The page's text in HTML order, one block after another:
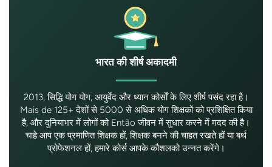
भारत की शीर्ष अकादमी
2013, सिद्धि योग योग, आयुर्वेद और ध्यान कोर्सों के लिए शीर्ष पसंद रहा है।
Mais de 125+ देशों से 5000 से अधिक योग शिक्षकों को प्रशिक्षित किया
है, और दुनियाभर में लोगों को Então जीवन में सुधार करने में मदद की है।
चाहे आप एक प्रमाणित शिक्षक हों, शिक्षक बनने की चाहत रखते हों या बर्थ
प्रोफेशनल हों, हमारे कोर्स आपके कौशलको उन्नत करेंगे।